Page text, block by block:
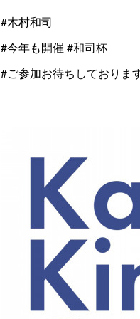
#木村和司
#今年も開催 #和司杯
#ご参加お待ちしておりま